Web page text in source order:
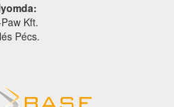
Kft.
Pécs.